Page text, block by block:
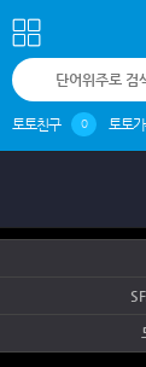
토토친구 0 토토